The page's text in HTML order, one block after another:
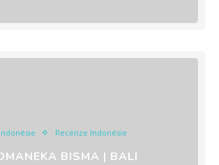
Indonésie Recenze Indonésie
BISMA | BALI